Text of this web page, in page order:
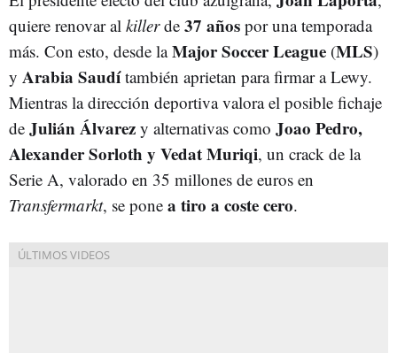
quiere renovar al killerde 37 años por una temporada
más. Con esto, desde laMajor Soccer League (MLS)
y Arabia Saudítambién aprietan para firmar a Lewy.
Mientras la dirección deportiva valora el posible fichaje
de Julián Álvarez y alternativas como Joao Pedro,
Alexander Sorloth y Vedat Muriqi, un crack de la
Serie A, valorado en 35 millones de euros en
Transfermarkt, se pone a tiro a coste cero.